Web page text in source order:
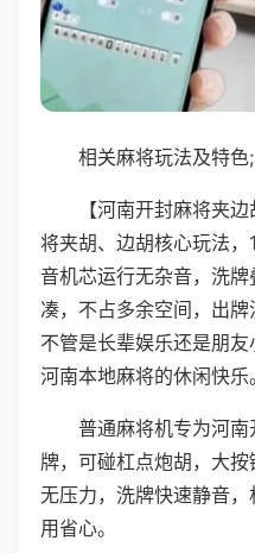
相关麻将玩法及特色;
【河南开封麻将夹
将夹胡、边胡核心玩法
音机芯运行无杂音，洗
凑，不占多余空间，出牌
不管是长辈娱乐还是朋
河南本地麻将的休闲快乐。
普通麻将机专为河
牌，可碰杠点炮胡，大
无压力，洗牌快速静音
用省心。